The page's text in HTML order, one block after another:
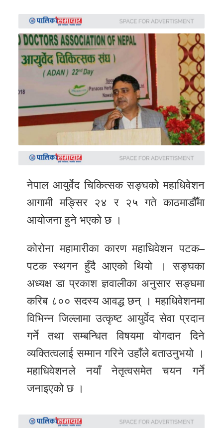
समाचार
अन्तरवार्ता
फोटो
भिडियो
समाचार
अन्य
समाचार
Preeti
unicode
English
नेपाल आयुर्वेद चिकित्सक सङ्घको महाधिवेशन
आगामी मङ्सिर २४ र २५ गते काठमाडौँमा
आयोजना हुने भएको छ ।
कोरोना महामारीका कारण महाधिवेशन पटक–
पटक स्थगन हुँदै आएको थियो । सङ्घका
अध्यक्ष डा प्रकाश ज्ञवालीका अनुसार सङ्घमा
करिब ८०० सदस्य आवद्ध छन् । महाधिवेशनमा
विभिन्न जिल्लामा उत्कृष्ट आयुर्वेद सेवा प्रदान
गर्ने तथा सम्बन्धित विषयमा योगदान दिने
व्यक्तित्वलाई सम्मान गरिने उहाँले बताउनुभयो ।
महाधिवेशनले नयाँ नेतृत्वसमेत चयन गर्ने
जनाइएको छ ।